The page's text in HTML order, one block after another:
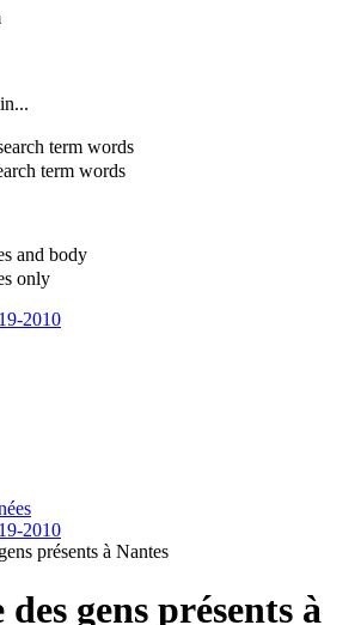
term words
term words
and body
only
2010
2010
présents à Nantes
gens présents à